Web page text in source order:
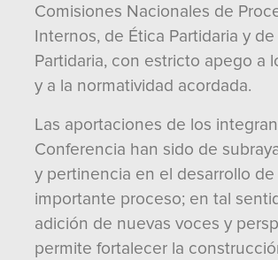
Comisiones Nacionales de
Internos, de Ética Partidaria y
Partidaria, con estricto apego a
y a la normatividad acordada.
Las aportaciones de los
Conferencia han sido de
y pertinencia en el desarrollo
importante proceso; en tal
adición de nuevas voces y
permite fortalecer la